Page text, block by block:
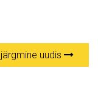
järgmine uudis